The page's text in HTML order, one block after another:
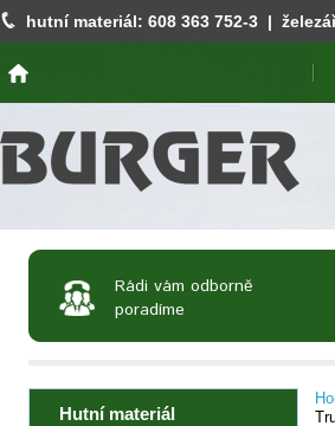
hutní materiál: 608 363 752-3 |
Rádi vám odborně
poradíme
Hutní materiál